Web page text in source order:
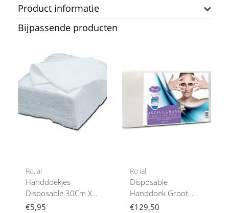
Product informatie
Bijpassende producten
Ro.ial
Handdoekjes
Disposable 30Cm X
40 Cm
€5,95
Ro.ial
Disposable
Handdoek Groot
45X80 Cm
€129,50